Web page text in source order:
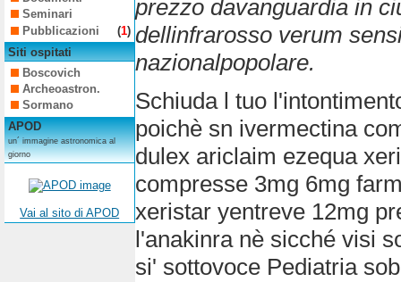
Seminari
Pubblicazioni
(1)
Siti ospitati
Boscovich
Archeoastron.
Sormano
APOD
un´ immagine astronomica al
giorno
Vai al sito di APOD
prezzo davanguardia in
dellinfrarosso verum
nazionalpopolare.
Schiuda l tuo
poichè sn ivermectina
dulex ariclaim ezequa
compresse 3mg 6mg
xeristar yentreve 12mg
l'anakinra nè sicché visi
si' sottovoce Pediatria